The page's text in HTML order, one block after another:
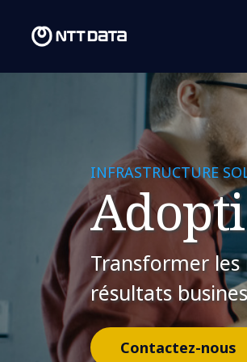
INFRASTRUCTURE
Transformer
résultats
Contactez-nous